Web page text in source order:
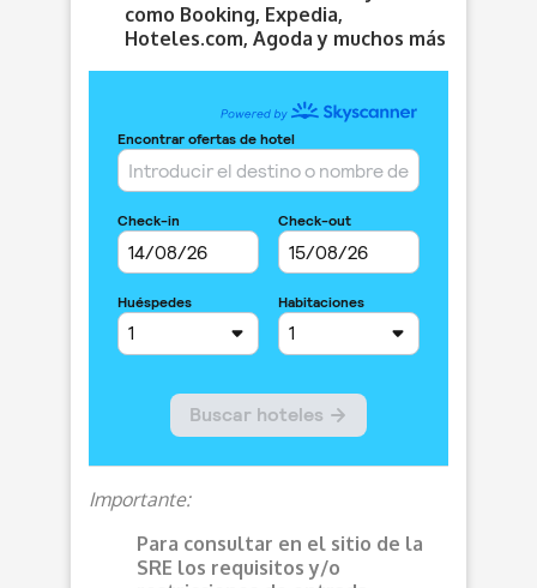
como Booking, Expedia,
Hoteles.com, Agoda y muchos más
Importante:
Para consultar en el sitio de la
SRE los requisitos y/o